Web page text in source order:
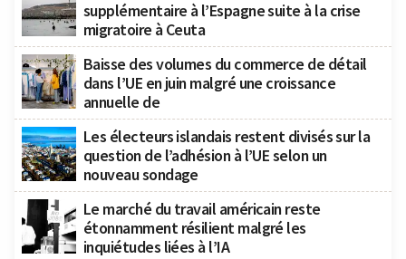
supplémentaire à l’Espagne suite à la crise
migratoire à Ceuta
Baisse des volumes du commerce de détail
dans l’UE en juin malgré une croissance
annuelle de
Les électeurs islandais restent divisés sur la
question de l’adhésion à l’UE selon un
nouveau sondage
Le marché du travail américain reste
étonnamment résilient malgré les
inquiétudes liées à l’IA